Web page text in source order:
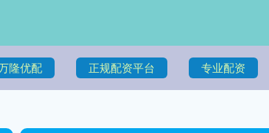
隆优配 正规配资平台 专业配资